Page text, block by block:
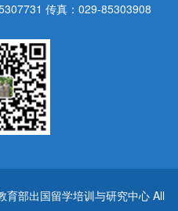
传真：029-85303908
部出国留学培训与研究中心 All